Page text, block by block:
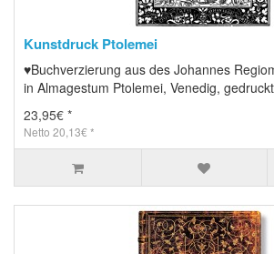
Kunstdruck Ptolemei
♥Buchverzierung aus des Johannes
in Almagestum Ptolemei, Venedig,
23,95€ *
Netto 20,13€ *